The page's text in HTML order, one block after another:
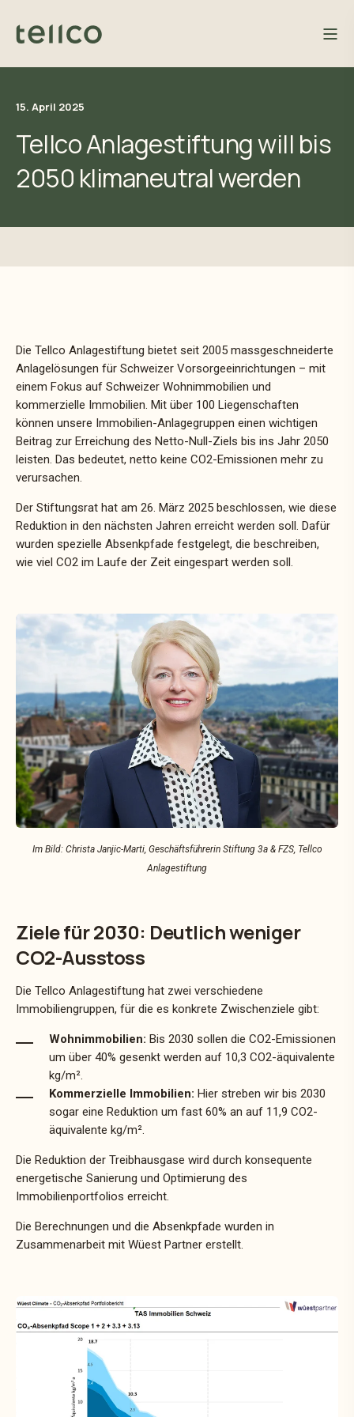
15. April 2025
Tellco Anlagestiftung will bis
2050 klimaneutral werden
Die Tellco Anlagestiftung bietet seit 2005 massgeschneiderte
Anlagelösungen für Schweizer Vorsorgeeinrichtungen – mit
einem Fokus auf Schweizer Wohnimmobilien und
kommerzielle Immobilien. Mit über 100 Liegenschaften
können unsere Immobilien-Anlagegruppen einen wichtigen
Beitrag zur Erreichung des Netto-Null-Ziels bis ins Jahr 2050
leisten. Das bedeutet, netto keine CO2-Emissionen mehr zu
verursachen.
Der Stiftungsrat hat am 26. März 2025 beschlossen, wie diese
Reduktion in den nächsten Jahren erreicht werden soll. Dafür
wurden spezielle Absenkpfade festgelegt, die beschreiben,
wie viel CO2 im Laufe der Zeit eingespart werden soll.
Im Bild: Christa Janjic-Marti, Geschäftsführerin Stiftung 3a & FZS, Tellco
Anlagestiftung
Ziele für 2030: Deutlich weniger
CO2-Ausstoss
Die Tellco Anlagestiftung hat zwei verschiedene
Immobiliengruppen, für die es konkrete Zwischenziele gibt:
Wohnimmobilien: Bis 2030 sollen die CO2-Emissionen
um über 40% gesenkt werden auf 10,3 CO2-äquivalente
kg/m².
Kommerzielle Immobilien: Hier streben wir bis 2030
sogar eine Reduktion um fast 60% an auf 11,9 CO2-
äquivalente kg/m².
Die Reduktion der Treibhausgase wird durch konsequente
energetische Sanierung und Optimierung des
Immobilienportfolios erreicht.
Die Berechnungen und die Absenkpfade wurden in
Zusammenarbeit mit Wüest Partner erstellt.